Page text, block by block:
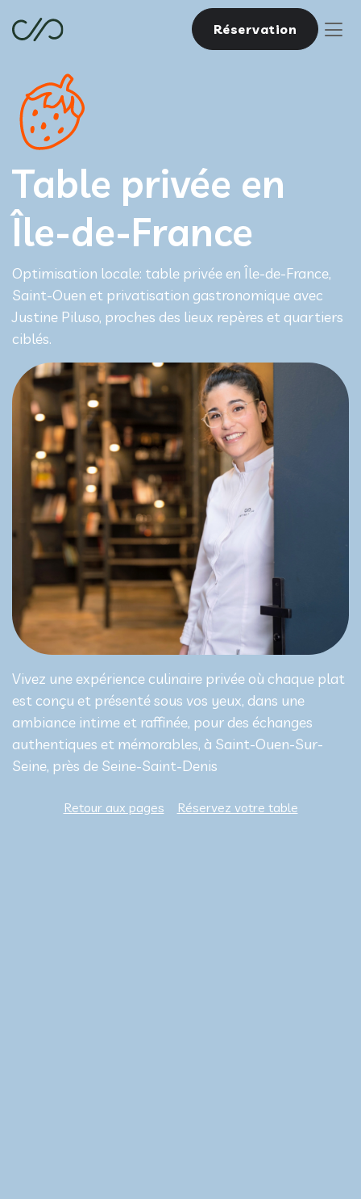
Réservation
Table privée en
Île-de-France
Optimisation locale: table privée en Île-de-France,
Saint-Ouen et privatisation gastronomique avec
Justine Piluso, proches des lieux repères et quartiers
ciblés.
Vivez une expérience culinaire privée où chaque plat
est conçu et présenté sous vos yeux, dans une
ambiance intime et raffinée, pour des échanges
authentiques et mémorables, à Saint-Ouen-Sur-
Seine, près de Seine-Saint-Denis
Retour aux pages Réservez votre table